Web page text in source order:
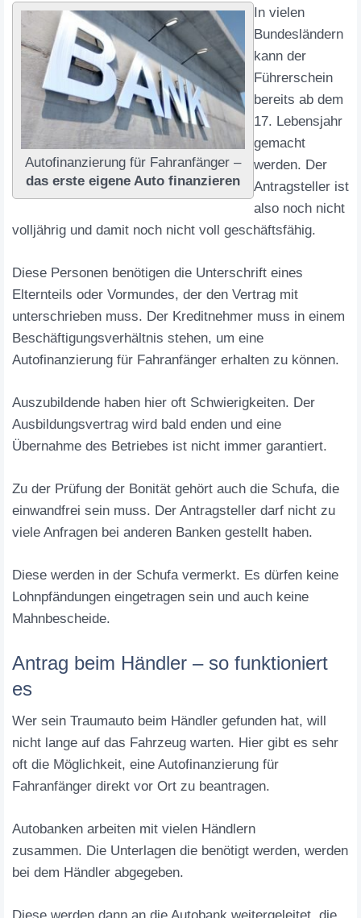
Autofinanzierung für Fahranfänger –
das erste eigene Auto finanzieren
In vielen
Bundesländern
kann der
Führerschein
bereits ab dem
17. Lebensjahr
gemacht
werden. Der
Antragsteller ist
also noch nicht
volljährig und damit noch nicht voll geschäftsfähig.
Diese Personen benötigen die Unterschrift eines
Elternteils oder Vormundes, der den Vertrag mit
unterschrieben muss. Der Kreditnehmer muss in einem
Beschäftigungsverhältnis stehen, um eine
Autofinanzierung für Fahranfänger erhalten zu können.
Auszubildende haben hier oft Schwierigkeiten. Der
Ausbildungsvertrag wird bald enden und eine
Übernahme des Betriebes ist nicht immer garantiert.
Zu der Prüfung der Bonität gehört auch die Schufa, die
einwandfrei sein muss. Der Antragsteller darf nicht zu
viele Anfragen bei anderen Banken gestellt haben.
Diese werden in der Schufa vermerkt. Es dürfen keine
Lohnpfändungen eingetragen sein und auch keine
Mahnbescheide.
Antrag beim Händler – so funktioniert
es
Wer sein Traumauto beim Händler gefunden hat, will
nicht lange auf das Fahrzeug warten. Hier gibt es sehr
oft die Möglichkeit, eine Autofinanzierung für
Fahranfänger direkt vor Ort zu beantragen.
Autobanken arbeiten mit vielen Händlern
zusammen. Die Unterlagen die benötigt werden, werden
bei dem Händler abgegeben.